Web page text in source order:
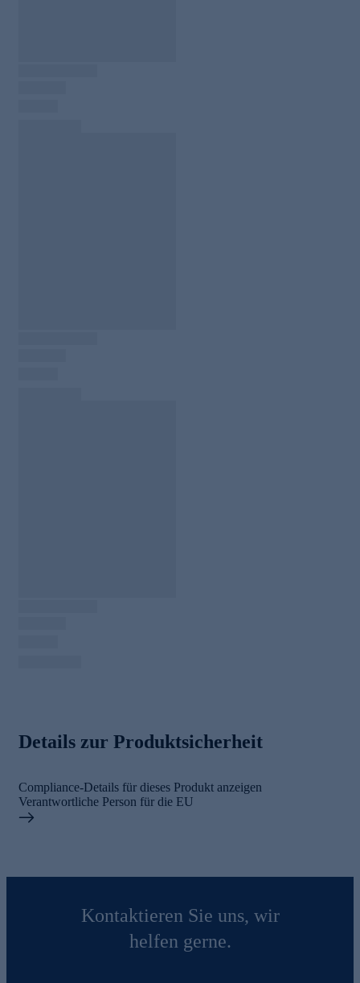
Details zur Produktsicherheit
Compliance-Details für dieses Produkt anzeigen
Verantwortliche Person für die EU
Kontaktieren Sie uns, wir
helfen gerne.